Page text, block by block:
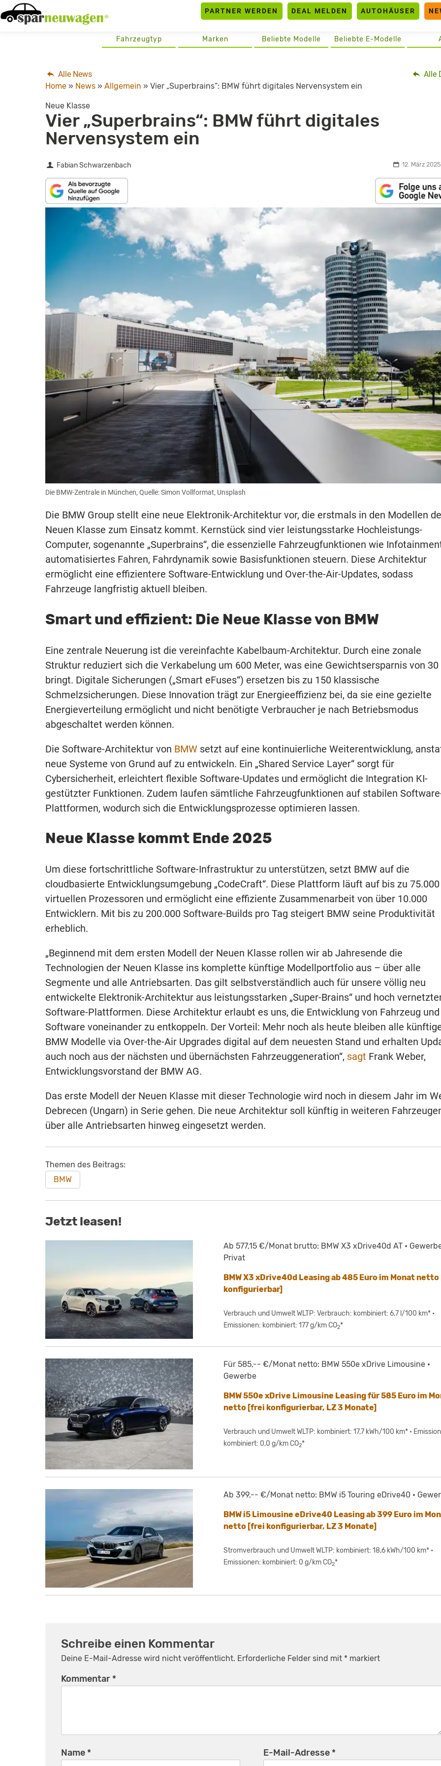
Skip
to
PARTNER WERDEN DEAL MELDEN AUTOHÄUSER
Beliebte E-Modelle
Beliebte Modelle
Marken
Fahrzeugtyp
Alle
Alle News
Home » News » Allgemein » Vier „Superbrains“: BMW führt digitales Nervensystem ein
Neue Klasse
Vier „Superbrains“: BMW führt digitales
Nervensystem ein
Fabian Schwarzenbach 12. März
Die BMW-Zentrale in München, Quelle: Simon Vollformat, Unsplash
Die BMW Group stellt eine neue Elektronik-Architektur vor, die erstmals in den Modellen
Neuen Klasse zum Einsatz kommt. Kernstück sind vier leistungsstarke Hochleistungs-
Computer, sogenannte „Superbrains“, die essenzielle Fahrzeugfunktionen wie
automatisiertes Fahren, Fahrdynamik sowie Basisfunktionen steuern. Diese Architektur
ermöglicht eine effizientere Software-Entwicklung und Over-the-Air-Updates, sodass
Fahrzeuge langfristig aktuell bleiben.
Smart und effizient: Die Neue Klasse von BMW
Eine zentrale Neuerung ist die vereinfachte Kabelbaum-Architektur. Durch eine zonale
Struktur reduziert sich die Verkabelung um 600 Meter, was eine Gewichtsersparnis von 30
bringt. Digitale Sicherungen („Smart eFuses“) ersetzen bis zu 150 klassische
Schmelzsicherungen. Diese Innovation trägt zur Energieeffizienz bei, da sie eine gezielte
Energieverteilung ermöglicht und nicht benötigte Verbraucher je nach Betriebsmodus
abgeschaltet werden können.
Die Software-Architektur von BMW setzt auf eine kontinuierliche Weiterentwicklung,
neue Systeme von Grund auf zu entwickeln. Ein „Shared Service Layer“ sorgt für
Cybersicherheit, erleichtert flexible Software-Updates und ermöglicht die Integration KI-
gestützter Funktionen. Zudem laufen sämtliche Fahrzeugfunktionen auf stabilen
Plattformen, wodurch sich die Entwicklungsprozesse optimieren lassen.
Neue Klasse kommt Ende 2025
Um diese fortschrittliche Software-Infrastruktur zu unterstützen, setzt BMW auf die
cloudbasierte Entwicklungsumgebung „CodeCraft“. Diese Plattform läuft auf bis zu 75.000
virtuellen Prozessoren und ermöglicht eine effiziente Zusammenarbeit von über 10.000
Entwicklern. Mit bis zu 200.000 Software-Builds pro Tag steigert BMW seine Produktivität
erheblich.
„Beginnend mit dem ersten Modell der Neuen Klasse rollen wir ab Jahresende die
Technologien der Neuen Klasse ins komplette künftige Modellportfolio aus – über alle
Segmente und alle Antriebsarten. Das gilt selbstverständlich auch für unsere völlig neu
entwickelte Elektronik-Architektur aus leistungsstarken „Super-Brains“ und hoch
Software-Plattformen. Diese Architektur erlaubt es uns, die Entwicklung von Fahrzeug und
Software voneinander zu entkoppeln. Der Vorteil: Mehr noch als heute bleiben alle
BMW Modelle via Over-the-Air Upgrades digital auf dem neuesten Stand und erhalten
auch noch aus der nächsten und übernächsten Fahrzeuggeneration“, sagt Frank Weber,
Entwicklungsvorstand der BMW AG.
Das erste Modell der Neuen Klasse mit dieser Technologie wird noch in diesem Jahr im
Debrecen (Ungarn) in Serie gehen. Die neue Architektur soll künftig in weiteren
über alle Antriebsarten hinweg eingesetzt werden.
Themen des Beitrags:
BMW
Jetzt leasen!
Ab 577,15 €/Monat brutto: BMW X3 xDrive40d AT •
Privat
BMW X3 xDrive40d Leasing ab 485 Euro im Monat
konfigurierbar]
Verbrauch und Umwelt WLTP: Verbrauch: kombiniert: 6,7 l/100 km* •
Emissionen: kombiniert: 177 g/km CO2*
Für 585,-- €/Monat netto: BMW 550e xDrive Limousine •
Gewerbe
BMW 550e xDrive Limousine Leasing für 585 Euro im
netto [frei konfigurierbar, LZ 3 Monate]
Verbrauch und Umwelt WLTP: kombiniert: 17,7 kWh/100 km* •
kombiniert: 0,0 g/km CO2*
Ab 399,-- €/Monat netto: BMW i5 Touring eDrive40 •
BMW i5 Limousine eDrive40 Leasing ab 399 Euro im
netto [frei konfigurierbar, LZ 3 Monate]
Stromverbrauch und Umwelt WLTP: kombiniert: 18,6 kWh/100 km* •
Emissionen: kombiniert: 0 g/km CO2*
Schreibe einen Kommentar
Deine E-Mail-Adresse wird nicht veröffentlicht. Erforderliche Felder sind mit * markiert
Kommentar *
Name * E-Mail-Adresse *